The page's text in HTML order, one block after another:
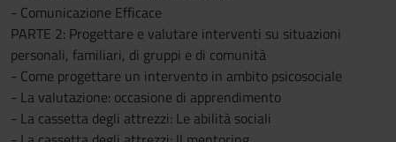
- Comunicazione Efficace
PARTE 2: Progettare e valutare interventi su situazioni
personali, familiari, di gruppi e di comunità
- Come progettare un intervento in ambito psicosociale
- La valutazione: occasione di apprendimento
- La cassetta degli attrezzi: Le abilità sociali